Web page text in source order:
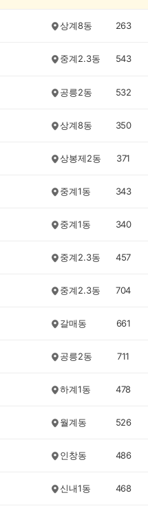
상계8동 263
중계2.3동 543
공릉2동 532
상계8동 350
상봉제2동 371
중계1동 343
중계1동 340
중계2.3동 457
중계2.3동 704
갈매동 661
공릉2동 711
하계1동 478
월계동 526
인창동 486
신내1동 468